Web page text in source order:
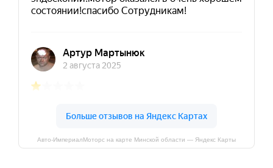
Авто-ИмпериалМоторс на карте Минской области — Яндекс Карты